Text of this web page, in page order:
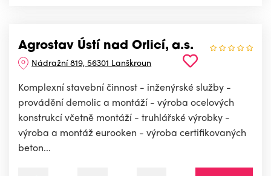
Agrostav Ústí nad Orlicí, a.s.
Nádražní 819, 56301 Lanškroun
Komplexní stavební činnost - inženýrské služby -
provádění demolic a montáží - výroba ocelových
konstrukcí včetně montáží - truhlářské výrobky -
výroba a montáž eurooken - výroba certifikovaných
beton...